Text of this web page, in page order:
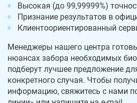
Высокая (до 99,99999%)
Признание результатов в
Клиентоориентированный
Менеджеры нашего центра
нюансах забора необходимых
подберут лучшее предложение
конкретного случая. Чтобы
информацию, свяжитесь с нами